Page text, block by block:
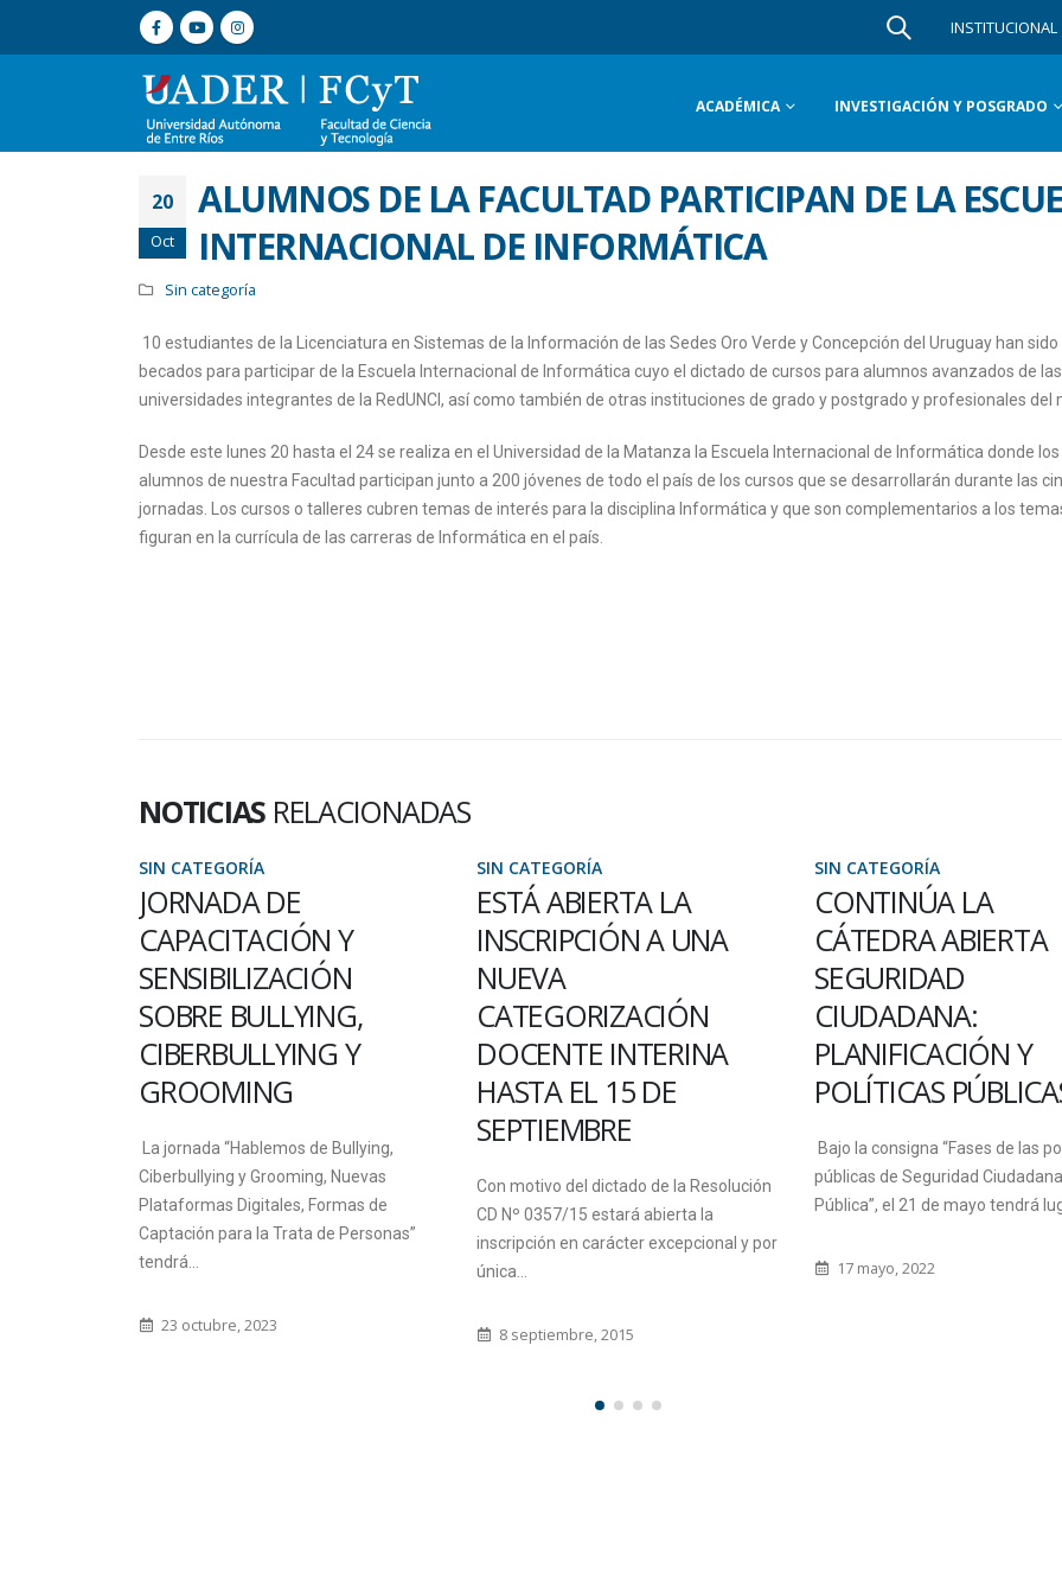
INSTITUCIONAL
ACADÉMICA INVESTIGACIÓN Y POSGRADO
20
Oct
ALUMNOS DE LA FACULTAD PARTICIPAN DE LA
INTERNACIONAL DE INFORMÁTICA
Sin categoría
10 estudiantes de la Licenciatura en Sistemas de la Información de las Sedes Oro Verde y Concepción del Uruguay han sido
becados para participar de la Escuela Internacional de Informática cuyo el dictado de cursos para alumnos avanzados de las
universidades integrantes de la RedUNCI, así como también de otras instituciones de grado y postgrado y profesionales del
Desde este lunes 20 hasta el 24 se realiza en el Universidad de la Matanza la Escuela Internacional de Informática donde los
alumnos de nuestra Facultad participan junto a 200 jóvenes de todo el país de los cursos que se desarrollarán durante las
jornadas. Los cursos o talleres cubren temas de interés para la disciplina Informática y que son complementarios a los
figuran en la currícula de las carreras de Informática en el país.
NOTICIAS RELACIONADAS
SIN CATEGORÍA
JORNADA DE
CAPACITACIÓN Y
SENSIBILIZACIÓN
SOBRE BULLYING,
CIBERBULLYING Y
GROOMING
La jornada “Hablemos de Bullying,
Ciberbullying y Grooming, Nuevas
Plataformas Digitales, Formas de
Captación para la Trata de Personas”
tendrá...
23 octubre, 2023
SIN CATEGORÍA
ESTÁ ABIERTA LA
INSCRIPCIÓN A UNA
NUEVA
CATEGORIZACIÓN
DOCENTE INTERINA
HASTA EL 15 DE
SEPTIEMBRE
Con motivo del dictado de la Resolución
CD Nº 0357/15 estará abierta la
inscripción en carácter excepcional y por
única...
8 septiembre, 2015
SIN CATEGORÍA
CONTINÚA LA
CÁTEDRA ABIERTA
SEGURIDAD
CIUDADANA:
PLANIFICACIÓN Y
POLÍTICAS
Bajo la consigna “Fases de las
públicas de Seguridad
Pública”, el 21 de mayo tendrá
17 mayo, 2022